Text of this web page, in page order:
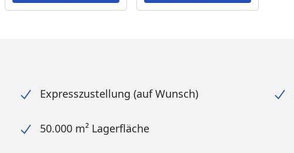
Expresszustellung (auf Wunsch)
50.000 m² Lagerfläche